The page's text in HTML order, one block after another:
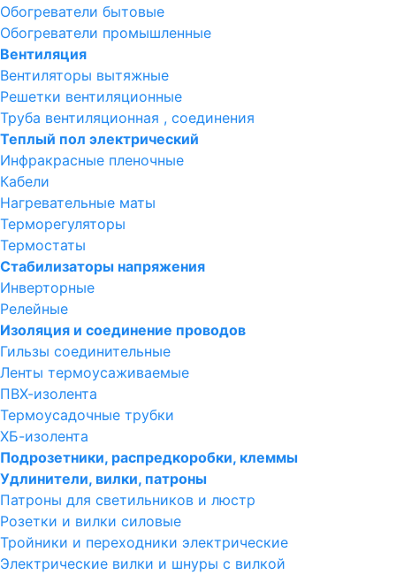
Обогреватели бытовые
Обогреватели промышленные
Вентиляция
Вентиляторы вытяжные
Решетки вентиляционные
Труба вентиляционная , соединения
Теплый пол электрический
Инфракрасные пленочные
Кабели
Нагревательные маты
Терморегуляторы
Термостаты
Стабилизаторы напряжения
Инверторные
Релейные
Изоляция и соединение проводов
Гильзы соединительные
Ленты термоусаживаемые
ПВХ-изолента
Термоусадочные трубки
ХБ-изолента
Подрозетники, распредкоробки, клеммы
Удлинители, вилки, патроны
Патроны для светильников и люстр
Розетки и вилки силовые
Тройники и переходники электрические
Электрические вилки и шнуры с вилкой